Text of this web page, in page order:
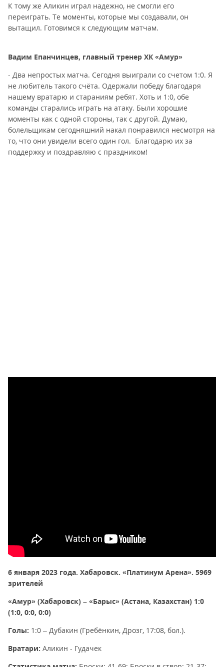
К тому же Аликин играл надежно, не смогли его
переиграть. Те моменты, которые мы создавали, он
вытащил. Готовимся к следующим матчам.
Вадим Епанчинцев, главный тренер ХК «Амур»
- Два непростых матча. Сегодня выиграли со счетом 1:0. Я
не любитель такого счёта. Одержали победу благодаря
нашему вратарю и стараниям ребят. Хоть и 1:0, обе
команды старались играть на атаку. Были хорошие
моменты как с одной стороны, так с другой. Думаю,
болельщикам сегодняшний накал понравился несмотря на
то, что они увидели всего один гол. Благодарю их за
поддержку и поздравляю с праздником!
6 января 2023 года. Хабаровск. «Платинум Арена». 5969
зрителей
«Амур» (Хабаровск) – «Барыс» (Астана, Казахстан) 1:0
(1:0, 0:0, 0:0)
Голы: 1:0 – Дубакин (Гребёнкин, Дрозг, 17:08, бол.).
Вратари: Аликин - Гудачек